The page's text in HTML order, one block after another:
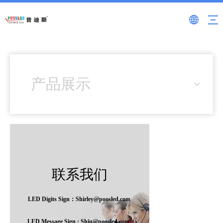
产品展示
联系我们
LED Digits Sign：Shirley@poosled.com
LED Message Sign : Shin@poosled.com